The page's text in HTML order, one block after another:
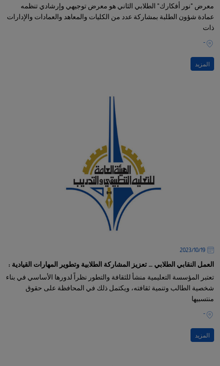
معرض "نور أفكارك" الطلابي الثاني هو معرض توجيهي وإرشادي تنظمه
عمادة شؤون الطلبة بمشاركة عدد من الكليات والمعاهد والعمادات والإدارات
ذات
-
المزيد
19‏/10‏/2023
العمل النقابي الطلابي … تعزيز المشاركة الطلابية وتطوير المهارات القيادية :
تعتبر المؤسسة التعليمية منشأ للثقافة والتطور نظراً لدورها الأساسي في بناء
شخصية الطالب وتنمية ثقافته، ويكتمل ذلك في المحافظة على حقوق
منتسبيها
-
المزيد